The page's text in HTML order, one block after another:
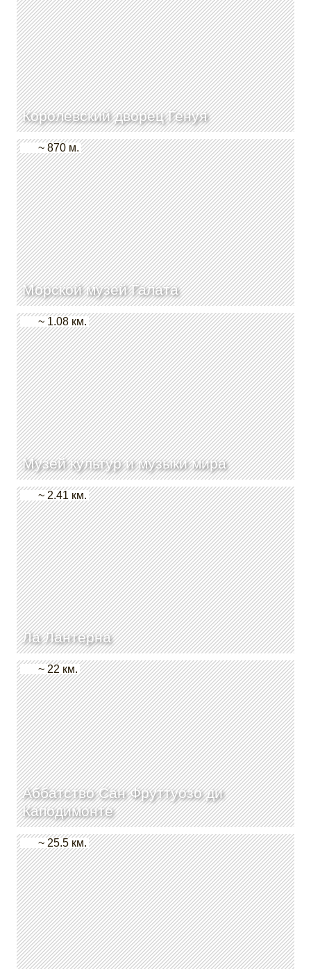
Королевский дворец Генуя
Морской музей Галата
~ 870 м.
Музей культур и музыки мира
~ 1.08 км.
Ла Лантерна
~ 2.41 км.
Аббатство Сан Фруттуозо ди
Каподимонте
~ 22 км.
~ 25.5 км.